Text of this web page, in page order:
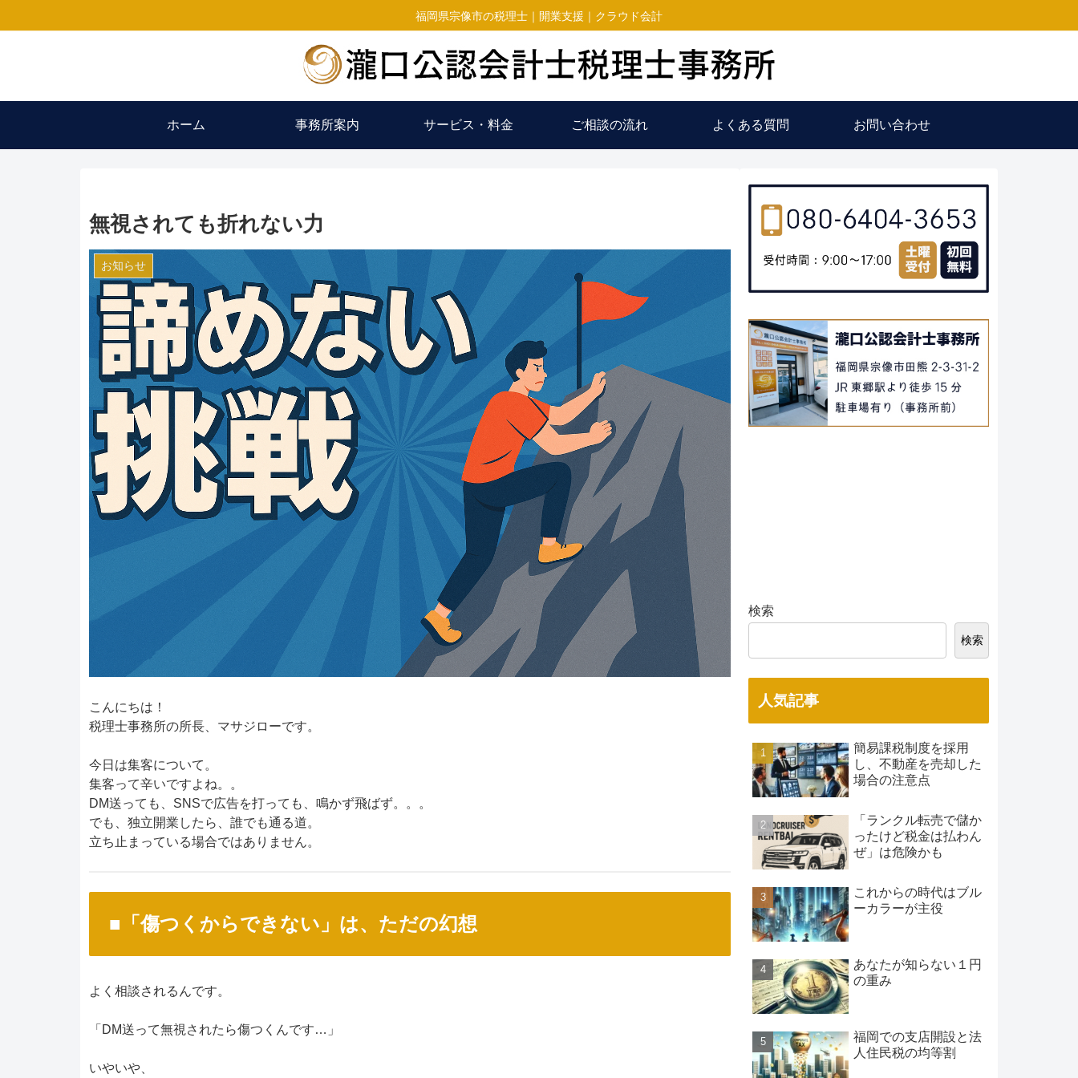
福岡県宗像市の税理士｜開業支援｜クラウド会計
ホーム 事務所案内 サービス・料金 ご相談の流れ よくある質問 お問い合わせ
無視されても折れない力
お知らせ
こんにちは！
税理士事務所の所長、マサジローです。
今日は集客について。
集客って辛いですよね。。
DM送っても、SNSで広告を打っても、鳴かず飛ばず。。。
でも、独立開業したら、誰でも通る道。
立ち止まっている場合ではありません。
■「傷つくからできない」は、ただの幻想
よく相談されるんです。
「DM送って無視されたら傷つくんです…」
いやいや、
検索
検索
人気記事
簡易課税制度を採用
し、不動産を売却した
場合の注意点
「ランクル転売で儲か
ったけど税金は払わん
ぜ」は危険かも
これからの時代はブル
ーカラーが主役
あなたが知らない１円
の重み
福岡での支店開設と法
人住民税の均等割